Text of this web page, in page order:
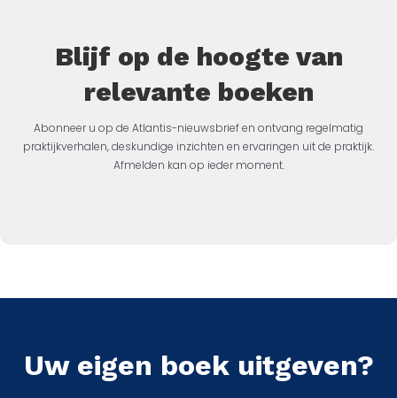
Blijf op de hoogte van
relevante boeken
Abonneer u op de Atlantis-nieuwsbrief en ontvang regelmatig
praktijkverhalen, deskundige inzichten en ervaringen uit de praktijk.
Afmelden kan op ieder moment.
Uw eigen boek uitgeven?